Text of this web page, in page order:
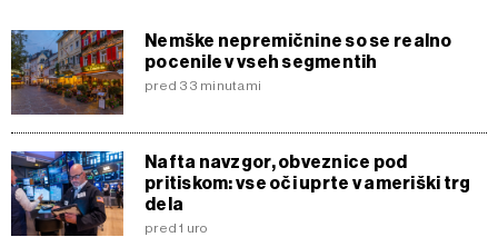
Nemške nepremičnine so se realno
pocenile v vseh segmentih
pred 33 minutami
Nafta navzgor, obveznice pod
pritiskom: vse oči uprte v ameriški trg
dela
pred 1 uro